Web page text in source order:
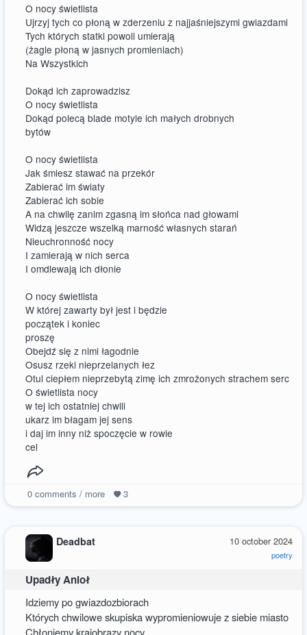
O nocy świetlista
Ujrzyj tych co płoną w zderzeniu z najjaśniejszymi gwiazdami
Tych których statki powoli umierają
(żagle płoną w jasnych promieniach)
Na Wszystkich
Dokąd ich zaprowadzisz
O nocy świetlista
Dokąd polecą blade motyle ich małych drobnych
bytów
O nocy świetlista
Jak śmiesz stawać na przekór
Zabierać im światy
Zabierać ich sobie
A na chwilę zanim zgasną im słońca nad głowami
Widzą jeszcze wszelką marność własnych starań
Nieuchronność nocy
I zamierają w nich serca
I omdlewają ich dłonie
O nocy świetlista
W której zawarty był jest i będzie
początek i koniec
proszę
Obejdź się z nimi łagodnie
Osusz rzeki nieprzelanych łez
Otul ciepłem nieprzebytą zimę ich zmrożonych strachem serc
O świetlista nocy
w tej ich ostatniej chwili
ukarz im błagam jej sens
i daj im inny niż spoczęcie w rowie
cel
0comments / more 3
10 october 2024
poetry
Deadbat
Upadły Anioł
Idziemy po gwiazdozbiorach
Których chwilowe skupiska wypromieniowuje z siebie miasto
Chłoniemy krajobrazy nocy